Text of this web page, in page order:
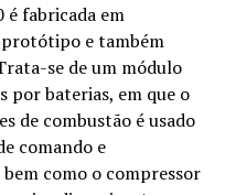
é fabricada em
protótipo e também
se de um módulo
por baterias, em que o
de combustão é usado
comando e
como o compressor